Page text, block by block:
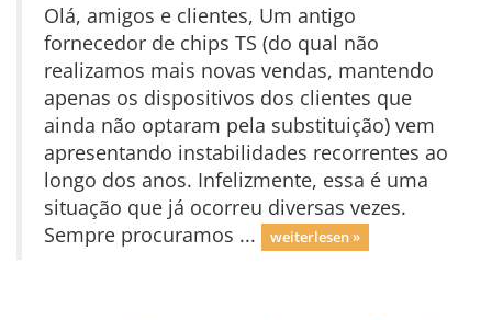
Olá, amigos e clientes, Um antigo
fornecedor de chips TS (do qual não
realizamos mais novas vendas, mantendo
apenas os dispositivos dos clientes que
ainda não optaram pela substituição) vem
apresentando instabilidades recorrentes ao
longo dos anos. Infelizmente, essa é uma
situação que já ocorreu diversas vezes.
Sempre procuramos ...
weiterlesen »